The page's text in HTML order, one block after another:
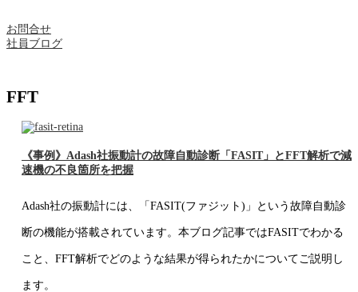
お問合せ
社員ブログ
FFT
《事例》Adash社振動計の故障自動診断「FASIT」とFFT解析で減
速機の不良箇所を把握
Adash社の振動計には、「FASIT(ファジット)」という故障自動診
断の機能が搭載されています。本ブログ記事ではFASITでわかる
こと、FFT解析でどのような結果が得られたかについてご説明し
ます。